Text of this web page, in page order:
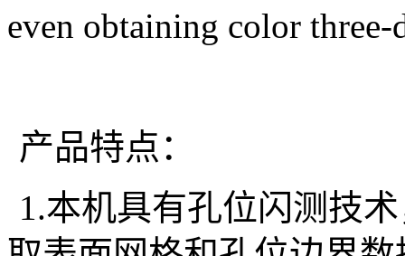
even obtaining color three-
产品特点：
1.本机具有孔位闪测技